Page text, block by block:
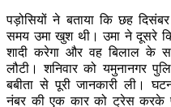
पड़ोसियों ने बताया कि छह
समय उमा खुश थी। उमा ने दूसरे
शादी करेगा और वह बिलाल के
लौटी। शनिवार को यमुनानगर
बबीता से पूरी जानकारी ली।
नंबर की एक कार को ट्रेस करके